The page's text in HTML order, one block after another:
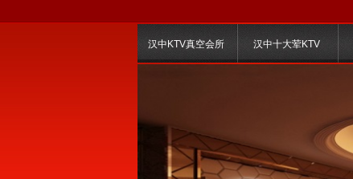
汉中KTV真空会所 汉中十大荤KTV